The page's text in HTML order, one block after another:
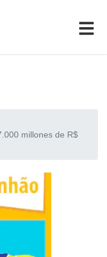
millones de R$